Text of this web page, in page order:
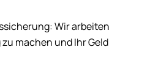
Wir arbeiten
machen und Ihr Geld